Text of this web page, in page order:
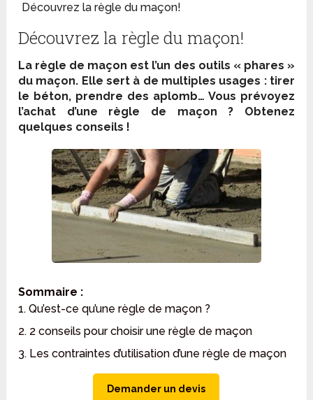
Découvrez la règle du maçon!
Découvrez la règle du maçon!
La règle de maçon est l’un des outils « phares »
du maçon. Elle sert à de multiples usages : tirer
le béton, prendre des aplomb… Vous prévoyez
l’achat d’une règle de maçon ? Obtenez
quelques conseils !
Sommaire :
1. Qu’est-ce qu’une règle de maçon ?
2. 2 conseils pour choisir une règle de maçon
3. Les contraintes d’utilisation d’une règle de maçon
Demander un devis